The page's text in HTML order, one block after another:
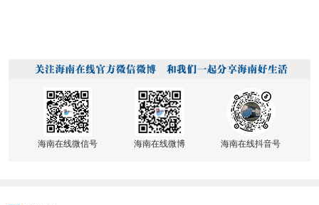
海南在线微信号 海南在线微博 海南在线抖音号